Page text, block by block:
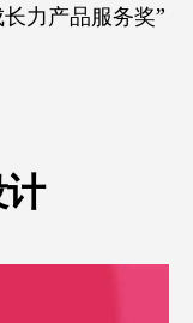
力产品服务奖”